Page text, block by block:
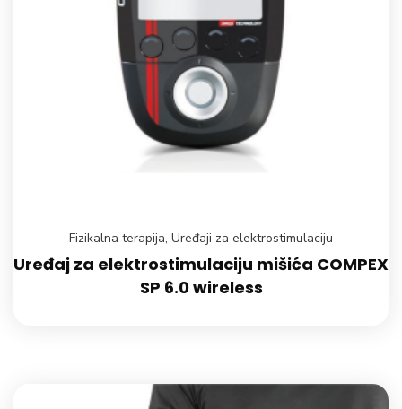
Fizikalna terapija, Uređaji za elektrostimulaciju
Uređaj za elektrostimulaciju mišića COMPEX
SP 6.0 wireless